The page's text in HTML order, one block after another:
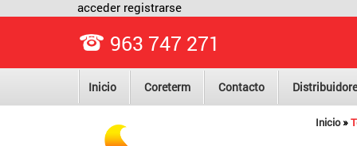
963 747 271
acceder registrarse
Inicio Coreterm Contacto
Inicio»